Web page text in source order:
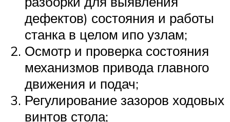
дефектов) состояния и работы
станка в целом ипо узлам;
Осмотр и проверка состояния
механизмов привода главного
движения и подач;
Регулирование зазоров ходовых
винтов стола;